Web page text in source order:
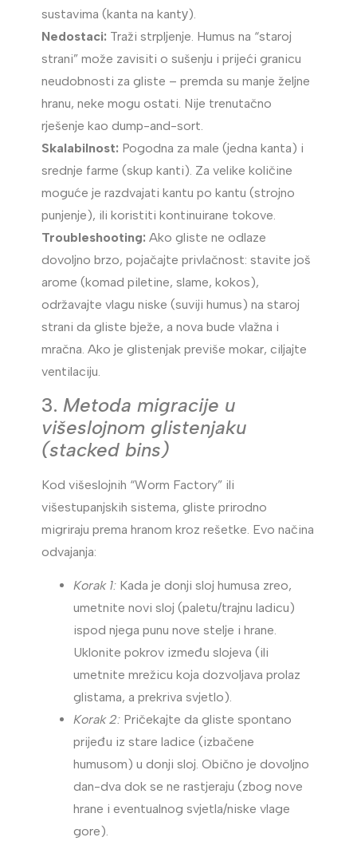
sustavima (kanta na kantу).
Nedostaci: Traži strpljenje. Humus na “staroj
strani” može zavisiti o sušenju i prijeći granicu
neudobnosti za gliste – premda su manje željne
hranu, neke mogu ostati. Nije trenutačno
rješenje kao dump-and-sort.
Skalabilnost: Pogodna za male (jedna kanta) i
srednje farme (skup kanti). Za velike količine
moguće je razdvajati kantu po kantu (strojno
punjenje), ili koristiti kontinuirane tokove.
Troubleshooting: Ako gliste ne odlaze
dovoljno brzo, pojačajte privlačnost: stavite još
arome (komad piletine, slame, kokos),
održavajte vlagu niske (suviji humus) na staroj
strani da gliste bježe, a nova bude vlažna i
mračna. Ako je glistenjak previše mokar, ciljajte
ventilaciju.
3.Metoda migracije u
višeslojnom glistenjaku
(stacked bins)
Kod višeslojnih “Worm Factory” ili
višestupanjskih sistema, gliste prirodno
migriraju prema hranom kroz rešetke. Evo načina
odvajanja:
Korak 1: Kada je donji sloj humusa zreo,
umetnite novi sloj (paletu/trajnu ladicu)
ispod njega punu nove stelje i hrane.
Uklonite pokrov između slojeva (ili
umetnite mrežicu koja dozvoljava prolaz
glistama, a prekriva svjetlo).
Korak 2: Pričekajte da gliste spontano
prijeđu iz stare ladice (izbačene
humusom) u donji sloj. Obično je dovoljno
dan-dva dok se ne rastjeraju (zbog nove
hrane i eventualnog svjetla/niske vlage
gore).